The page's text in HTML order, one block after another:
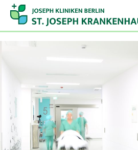
Startseite
Notaufnahme
Kliniken & Zentren